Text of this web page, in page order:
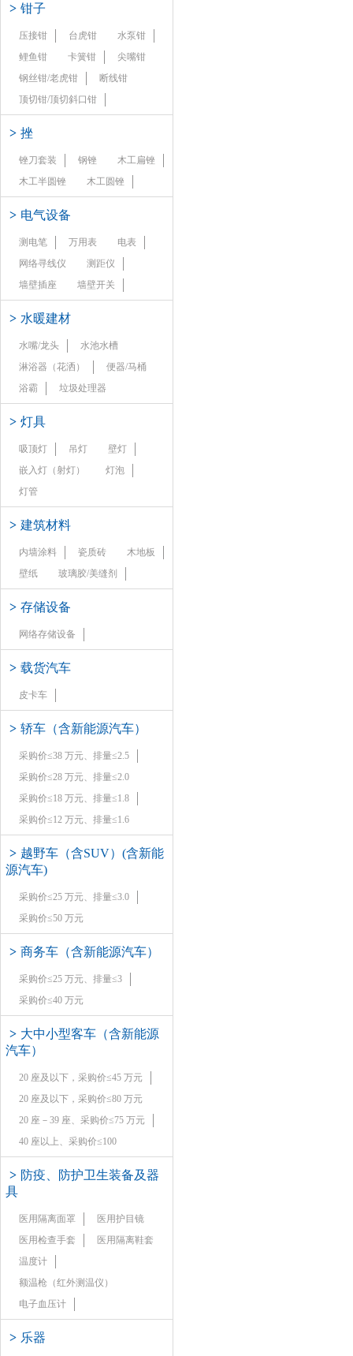
> 钳子
压接钳 台虎钳
水泵钳
鲤鱼钳
卡簧钳
尖嘴钳
钢丝钳/老虎钳
断线钳
顶切钳/顶切斜口钳
> 挫
锉刀套装 钢锉
木工扁锉
木工半圆锉
木工圆锉
> 电气设备
测电笔 万用表
电表
网络寻线仪
测距仪
墙壁插座
墙壁开关
> 水暖建材
水嘴/龙头
水池水槽
淋浴器（花洒）
便器/马桶
浴霸
垃圾处理器
> 灯具
吸顶灯 吊灯
壁灯
嵌入灯（射灯）
灯泡
灯管
> 建筑材料
内墙涂料 瓷质砖
木地板
壁纸
玻璃胶/美缝剂
> 存储设备
网络存储设备
> 载货汽车
皮卡车
> 轿车（含新能源汽车）
采购价≤38 万元、排量≤2.5
采购价≤28 万元、排量≤2.0
采购价≤18 万元、排量≤1.8
采购价≤12 万元、排量≤1.6
> 越野车（含SUV）(含新能
源汽车)
采购价≤25 万元、排量≤3.0
采购价≤50 万元
> 商务车（含新能源汽车）
采购价≤25 万元、排量≤3
采购价≤40 万元
> 大中小型客车（含新能源
汽车）
20 座及以下，采购价≤45 万元
20 座及以下，采购价≤80 万元
20 座－39 座、采购价≤75 万元
40 座以上、采购价≤100
> 防疫、防护卫生装备及器
具
医用隔离面罩
医用护目镜
医用检查手套
医用隔离鞋套
温度计
额温枪（红外测温仪）
电子血压计
> 乐器